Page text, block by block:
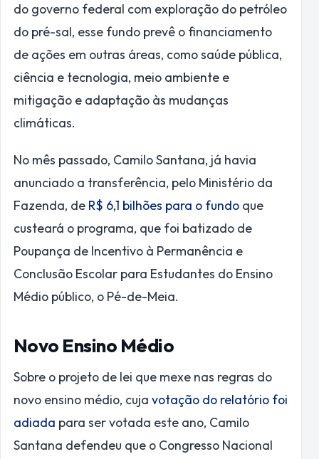
do governo federal com exploração do petróleo
do pré-sal, esse fundo prevê o financiamento
de ações em outras áreas, como saúde pública,
ciência e tecnologia, meio ambiente e
mitigação e adaptação às mudanças
climáticas.
No mês passado, Camilo Santana, já havia
anunciado a transferência, pelo Ministério da
Fazenda, de R$ 6,1 bilhões para o fundo que
custeará o programa, que foi batizado de
Poupança de Incentivo à Permanência e
Conclusão Escolar para Estudantes do Ensino
Médio público, o Pé-de-Meia.
Novo Ensino Médio
Sobre o projeto de lei que mexe nas regras do
novo ensino médio, cuja votação do relatório foi
adiada para ser votada este ano, Camilo
Santana defendeu que o Congresso Nacional